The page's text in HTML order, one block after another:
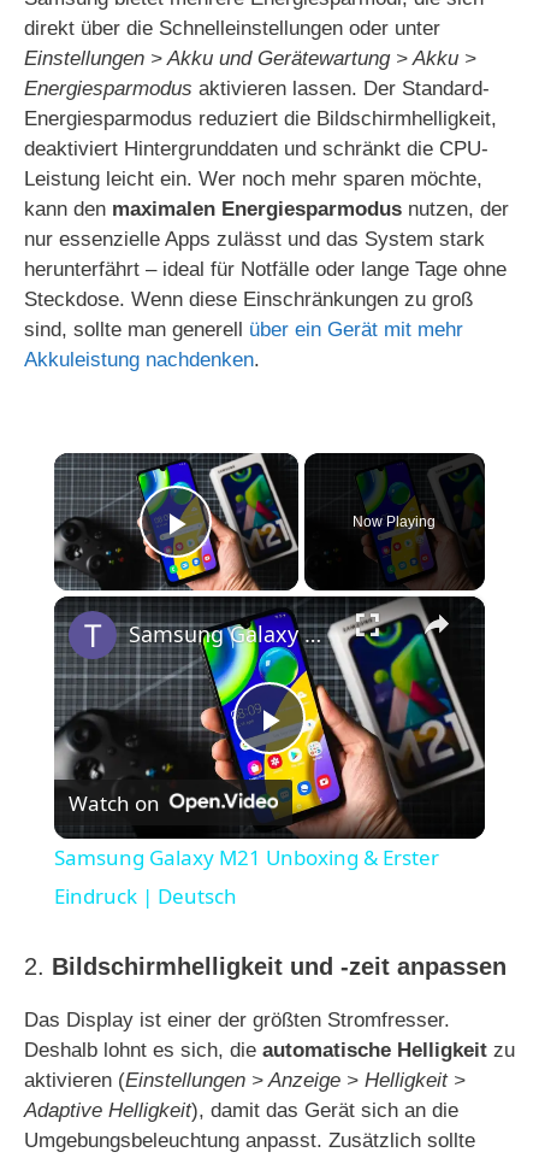
direkt über die Schnelleinstellungen oder unter
Einstellungen > Akku und Gerätewartung > Akku >
Energiesparmodus aktivieren lassen. Der Standard-
Energiesparmodus reduziert die Bildschirmhelligkeit,
deaktiviert Hintergrunddaten und schränkt die CPU-
Leistung leicht ein. Wer noch mehr sparen möchte,
kann den maximalen Energiesparmodus nutzen, der
nur essenzielle Apps zulässt und das System stark
herunterfährt – ideal für Notfälle oder lange Tage ohne
Steckdose. Wenn diese Einschränkungen zu groß
sind, sollte man generell über ein Gerät mit mehr
Akkuleistung nachdenken.
×
Play Video
Now Playing
×
P
l
y
V
i
Samsung Galaxy M21 Unboxing & Erster Eindruck | Deutsch
Watch on
Samsung Galaxy M21 Unboxing & Erster
Eindruck | Deutsch
2. Bildschirmhelligkeit und -zeit anpassen
Das Display ist einer der größten Stromfresser.
Deshalb lohnt es sich, die automatische Helligkeit zu
aktivieren (Einstellungen > Anzeige > Helligkeit >
Adaptive Helligkeit), damit das Gerät sich an die
Umgebungsbeleuchtung anpasst. Zusätzlich sollte